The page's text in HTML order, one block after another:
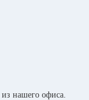
нашего офиса.